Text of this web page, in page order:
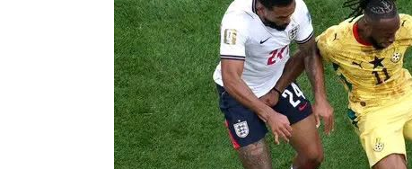
August 1, 2026